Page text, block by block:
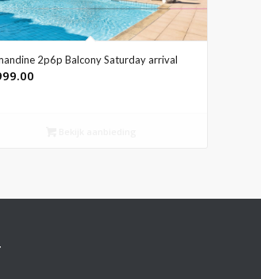
2p6p Balcony Saturday arrival